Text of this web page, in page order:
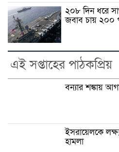
২০৮ দিন ধরে
জবাব চায় ২০০
এই সপ্তাহের পাঠকপ্রিয়
বন্যার শঙ্কায়
ইসরায়েলকে
হামলা